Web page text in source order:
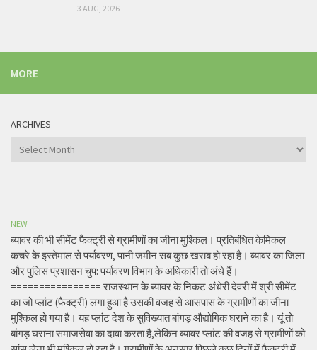
3 AUG, 2026
MORE
ARCHIVES
Archives
NEW
ब्यावर की भी सीमेंट फैक्ट्री से ग्रामीणों का जीना मुश्किल। प्रतिबंधित केमिकल
कचरे के इस्तेमाल से पर्यावरण, पानी जमीन सब कुछ खराब हो रहा है। ब्यावर का जिला
और पुलिस प्रशासन चुप: पर्यावरण विभाग के अधिकारी तो अंधे हैं।
================ राजस्थान के ब्यावर के निकट अंधेरी देवरी में श्री सीमेंट
का जो प्लांट (फैक्ट्री) लगा हुआ है उसकी वजह से आसपास के ग्रामीणों का जीना
मुश्किल हो गया है। यह प्लांट देश के सुविख्यात बांगड़ औद्योगिक घराने का है। यूं तो
बांगड़ घराना समाजसेवा का दावा करता है,लेकिन ब्यावर प्लांट की वजह से ग्रामीणों को